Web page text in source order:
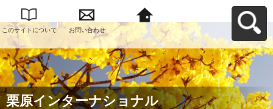
このサイトについて お問い合わせ
座間市民活動サポー
トセンター ざまっ
とへ戻る
栗原インターナショナル